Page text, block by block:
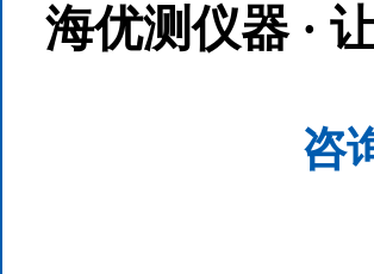
海优测仪器 ·
咨